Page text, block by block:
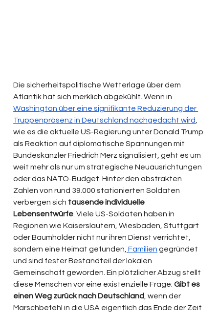
Die sicherheitspolitische Wetterlage über dem
Atlantik hat sich merklich abgekühlt. Wenn in
Washington über eine signifikante Reduzierung der
Truppenpräsenz in Deutschland nachgedacht wird
wie es die aktuelle US-Regierung unter Donald Trump
als Reaktion auf diplomatische Spannungen mit
Bundeskanzler Friedrich Merz signalisiert, geht es um
weit mehr als nur um strategische Neuausrichtungen
oder das NATO-Budget. Hinter den abstrakten
Zahlen von rund 39.000 stationierten Soldaten
verbergen sich tausende individuelle
Lebensentwürfe . Viele US-Soldaten haben in
Regionen wie Kaiserslautern, Wiesbaden, Stuttgart
oder Baumholder nicht nur ihren Dienst verrichtet,
sondern eine Heimat gefunden, Familien gegründet
und sind fester Bestandteil der lokalen
Gemeinschaft geworden. Ein plötzlicher Abzug stellt
diese Menschen vor eine existenzielle Frage: Gibt es
einen Weg zurück nach Deutschland , wenn der
Marschbefehl in die USA eigentlich das Ende der Zeit